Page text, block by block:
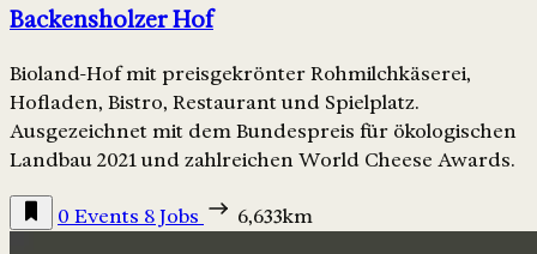
Backensholzer Hof
Bioland-Hof mit preisgekrönter Rohmilchkäserei,
Hofladen, Bistro, Restaurant und Spielplatz.
Ausgezeichnet mit dem Bundespreis für ökologischen
Landbau 2021 und zahlreichen World Cheese Awards.
0 Events 8 Jobs 6,633km